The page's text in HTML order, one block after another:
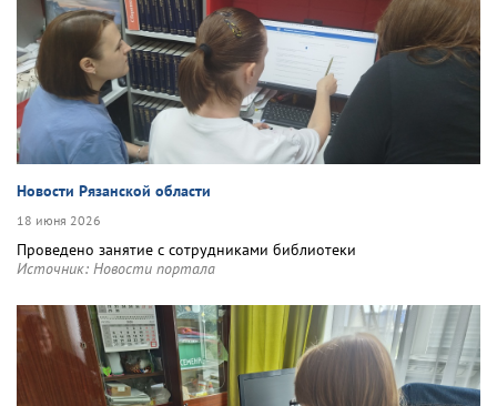
Новости Рязанской области
18 июня 2026
Проведено занятие с сотрудниками библиотеки
Источник: Новости портала